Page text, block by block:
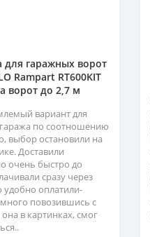
для гаражных ворот
Rampart RT600KIT
ворот до 2,7 м
вариант для
по соотношению
выбор остановили на
Доставили
очень быстро до
сразу через
удобно оплатили-
повозившись с
в картинках, смог